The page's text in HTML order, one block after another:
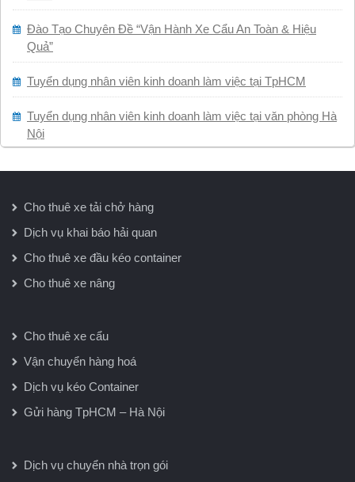
Đào Tạo Chuyên Đề “Vận Hành Xe Cẩu An Toàn & Hiệu
Quả”
Tuyển dụng nhân viên kinh doanh làm việc tại TpHCM
Tuyển dụng nhân viên kinh doanh làm việc tại văn phòng Hà
Nội
Cho thuê xe tải chở hàng
Dịch vụ khai báo hải quan
Cho thuê xe đầu kéo container
Cho thuê xe nâng
Cho thuê xe cẩu
Vận chuyển hàng hoá
Dịch vụ kéo Container
Gửi hàng TpHCM – Hà Nội
Dịch vụ chuyển nhà trọn gói